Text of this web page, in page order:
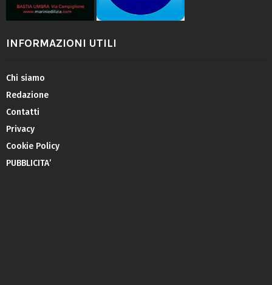
INFORMAZIONI UTILI
Chi siamo
Redazione
Contatti
Privacy
Cookie Policy
PUBBLICITA’